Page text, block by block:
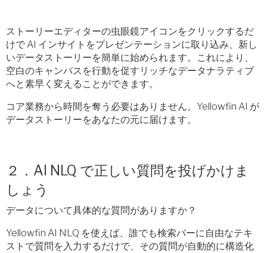
ストーリーエディターの虫眼鏡アイコンをクリックするだ
けで AI インサイトをプレゼンテーションに取り込み、新し
いデータストーリーを簡単に始められます。これにより、
空白のキャンバスを行動を促すリッチなデータナラティブ
へと素早く変えることができます。
コア業務から時間を奪う必要はありません。Yellowfin AI が
データストーリーをあなたの元に届けます。
２．AI NLQ で正しい質問を投げかけま
しょう
データについて具体的な質問がありますか？
Yellowfin AI NLQ を使えば、誰でも検索バーに自由なテキ
ストで質問を入力するだけで、その質問が自動的に構造化